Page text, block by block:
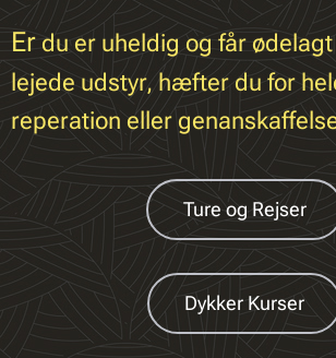
Er du er uheldig og får
lejede udstyr, hæfter du for
reperation eller
Ture og Rejser
Dykker Kurser